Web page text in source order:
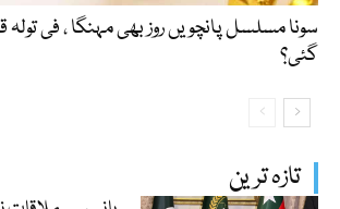
تازہ ترین
سونا مسلسل پانچویں روز بھی مہنگا ، فی
گئی؟